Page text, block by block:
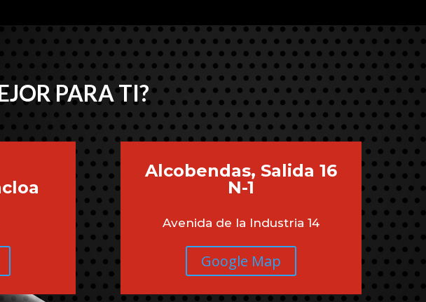
PARA TI?
Alcobendas, Salida 16
N-1
Avenida de la Industria 14
Google Map